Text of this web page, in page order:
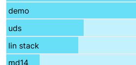
demo
uds
lin stack
md14